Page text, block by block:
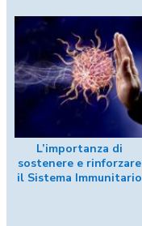
L’importanza di
sostenere e rinforzare
il Sistema Immunitario